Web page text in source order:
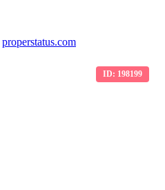
properstatus.com
ID: 198199